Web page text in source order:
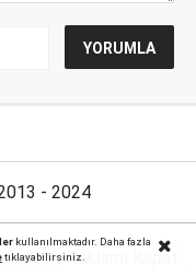
- 2024
İletişim
kullanılmaktadır. Daha fazla
tıklayabilirsiniz.Reklamı Kapat